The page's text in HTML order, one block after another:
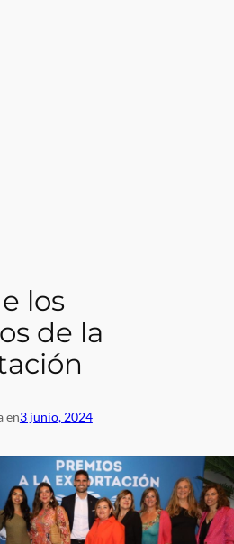
los
de la
en3 junio, 2024